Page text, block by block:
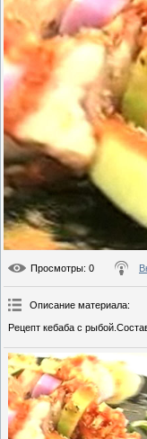
Просмотры: 0
Описание материала:
Рецепт кебаба с